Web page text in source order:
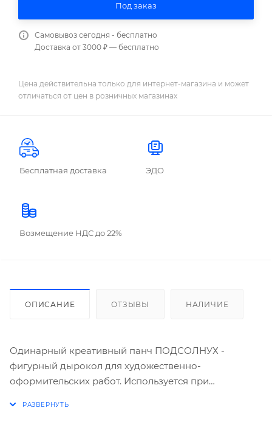
Под заказ
Самовывоз сегодня - бесплатно
Доставка от 3000 ₽ — бесплатно
Цена действительна только для интернет-магазина и может
отличаться от цен в розничных магазинах
Бесплатная доставка ЭДО
Возмещение НДС до 22%
ОПИСАНИЕ ОТЗЫВЫ НАЛИЧИЕ
Одинарный креативный панч ПОДСОЛНУХ -
фигурный дырокол для художественно-
оформительских работ. Используется при